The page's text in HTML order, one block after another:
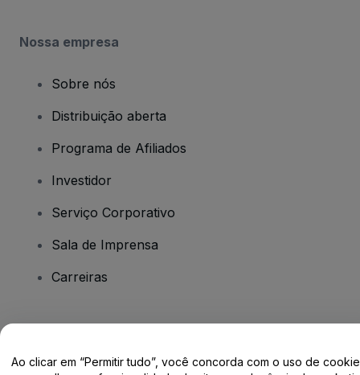
Nossa empresa
Sobre nós
Distribuição aberta
Programa de Afiliados
Investidor
Serviço Corporativo
Sala de Imprensa
Carreiras
Ao clicar em “Permitir tudo”, você concorda com o uso de